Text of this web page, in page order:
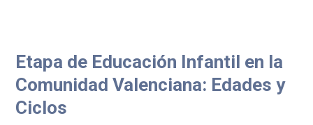
Etapa de Educación Infantil en la
Comunidad Valenciana: Edades y
Ciclos